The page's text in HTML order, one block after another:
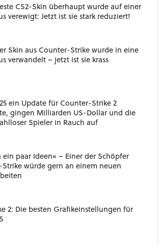
CS2-Skin überhaupt wurde auf einer
verewigt: Jetzt ist sie stark reduziert!
Skin aus Counter-Strike wurde in eine
verwandelt – jetzt ist sie krass
ein Update für Counter-Strike 2
gingen Milliarden US-Dollar und die
Spieler in Rauch auf
ein paar Ideen« – Einer der Schöpfer
würde gern an einem neuen
2: Die besten Grafikeinstellungen für